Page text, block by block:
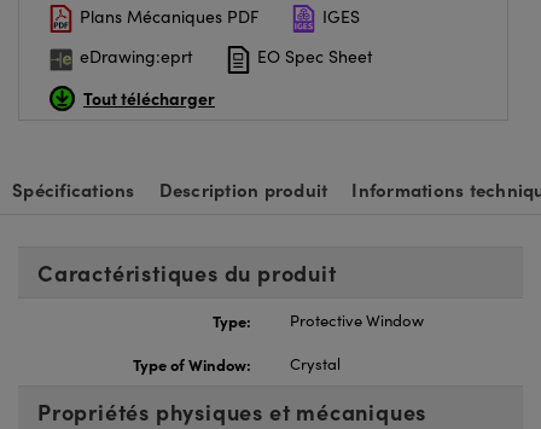
Plans Mécaniques PDF
IGES
eDrawing:eprt
EO Spec Sheet
Tout télécharger
Spécifications Description produit Informations
Caractéristiques du produit
Type:
Protective Window
Type of Window:
Crystal
Propriétés physiques et mécaniques